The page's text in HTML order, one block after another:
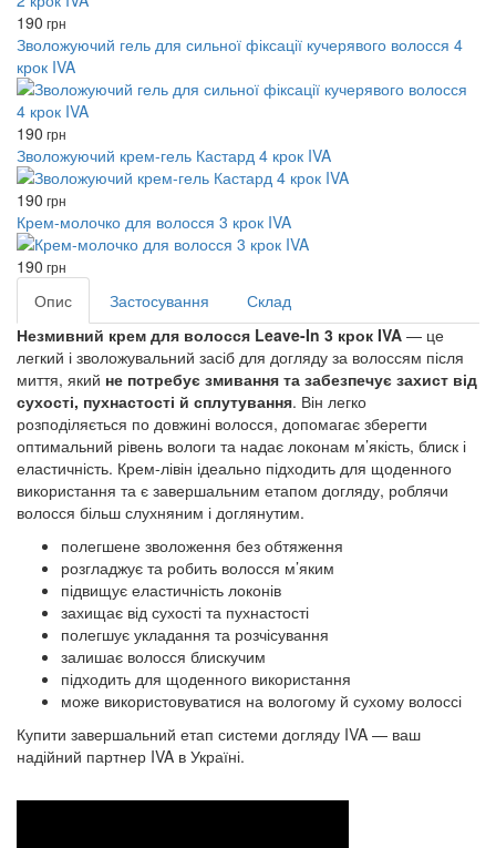
190 грн
Зволожуючий гель для сильної фіксації кучерявого волосся 4
крок IVA
190 грн
Зволожуючий крем-гель Кастард 4 крок IVA
190 грн
Крем-молочко для волосся 3 крок IVA
190 грн
Опис Застосування
Склад
Незмивний крем для волосся Leave-In 3 крок IVA — це
легкий і зволожувальний засіб для догляду за волоссям після
миття, який не потребує змивання та забезпечує захист від
сухості, пухнастості й сплутування. Він легко
розподіляється по довжині волосся, допомагає зберегти
оптимальний рівень вологи та надає локонам м’якість, блиск і
еластичність. Крем-лівін ідеально підходить для щоденного
використання та є завершальним етапом догляду, роблячи
волосся більш слухняним і доглянутим.
полегшене зволоження без обтяження
розгладжує та робить волосся м’яким
підвищує еластичність локонів
захищає від сухості та пухнастості
полегшує укладання та розчісування
залишає волосся блискучим
підходить для щоденного використання
може використовуватися на вологому й сухому волоссі
Купити завершальний етап системи догляду IVA — ваш
надійний партнер IVA в Україні.